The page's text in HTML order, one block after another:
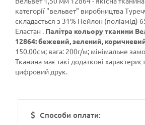
категорії "вельвет" виробництва
складається з 31% Нейлон (поліамід)
Еластан . Палітра кольору тканини
12864: бежевий, зелений,
150.00см; вага: 200г/м; мінімальне
Тканина має такі додаткові
цифровий друк.
Способи оплати: